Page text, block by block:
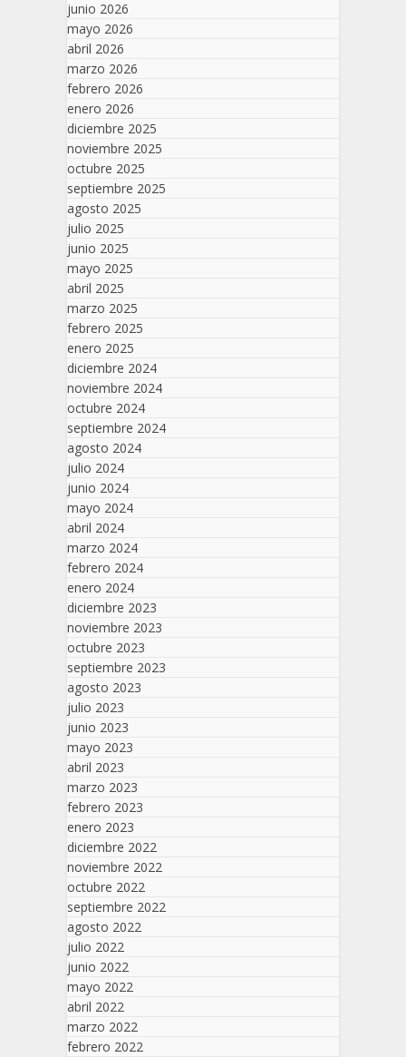
junio 2026
mayo 2026
abril 2026
marzo 2026
febrero 2026
enero 2026
diciembre 2025
noviembre 2025
octubre 2025
septiembre 2025
agosto 2025
julio 2025
junio 2025
mayo 2025
abril 2025
marzo 2025
febrero 2025
enero 2025
diciembre 2024
noviembre 2024
octubre 2024
septiembre 2024
agosto 2024
julio 2024
junio 2024
mayo 2024
abril 2024
marzo 2024
febrero 2024
enero 2024
diciembre 2023
noviembre 2023
octubre 2023
septiembre 2023
agosto 2023
julio 2023
junio 2023
mayo 2023
abril 2023
marzo 2023
febrero 2023
enero 2023
diciembre 2022
noviembre 2022
octubre 2022
septiembre 2022
agosto 2022
julio 2022
junio 2022
mayo 2022
abril 2022
marzo 2022
febrero 2022